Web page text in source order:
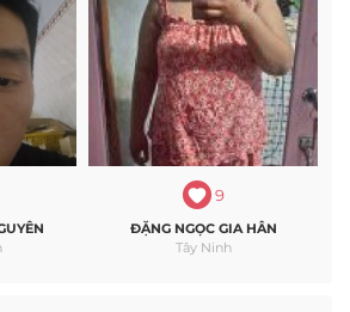
9
ĐẶNG NGỌC GIA HÂN
Tây Ninh